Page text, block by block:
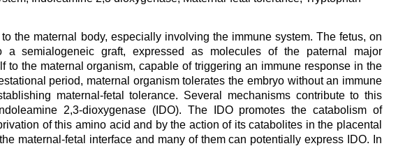
the maternal body, especially involving the immune system. The fetus, on
semialogeneic graft, expressed as molecules of the paternal major
to the maternal organism, capable of triggering an immune response in the
period, maternal organism tolerates the embryo without an immune
maternal-fetal tolerance. Several mechanisms contribute to this
2,3-dioxygenase (IDO). The IDO promotes the catabolism of
of this amino acid and by the action of its catabolites in the placental
maternal-fetal interface and many of them can potentially express IDO. In